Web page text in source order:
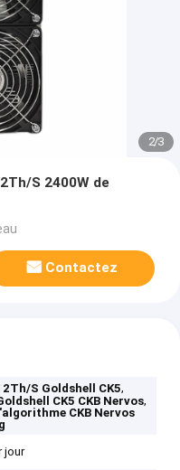
2/3
S 2400W de
Contactez
S Goldshell CK5,
CK5 CKB Nervos,
CKB Nervos
jour